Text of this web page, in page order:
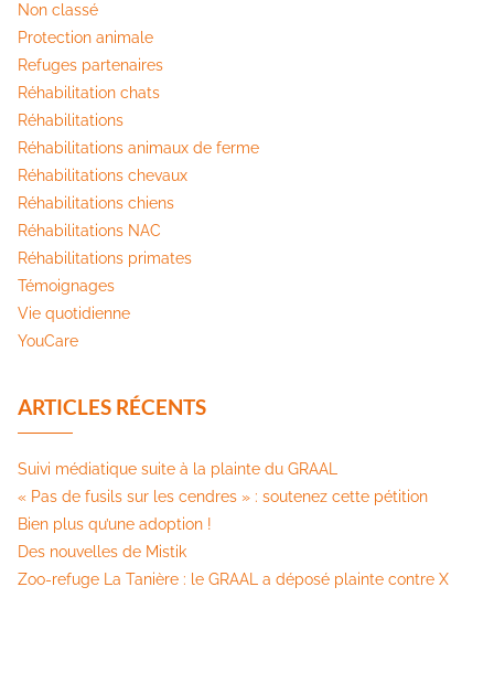
Non classé
Protection animale
Refuges partenaires
Réhabilitation chats
Réhabilitations
Réhabilitations animaux de ferme
Réhabilitations chevaux
Réhabilitations chiens
Réhabilitations NAC
Réhabilitations primates
Témoignages
Vie quotidienne
YouCare
ARTICLES RÉCENTS
Suivi médiatique suite à la plainte du GRAAL
« Pas de fusils sur les cendres » : soutenez cette pétition​
Bien plus qu’une adoption !
Des nouvelles de Mistik
Zoo-refuge La Tanière : le GRAAL a déposé plainte contre X